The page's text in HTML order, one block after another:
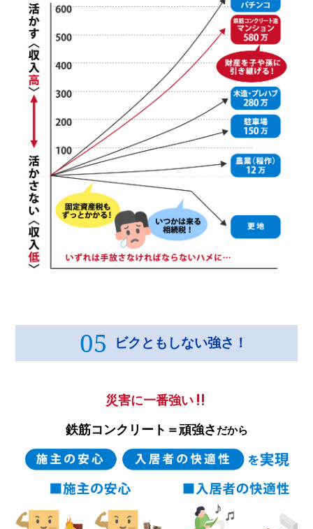
05 ビクともしない強さ！
災害に一番強い
鉄筋コンクリート＝頑強さ だから